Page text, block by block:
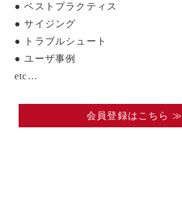
● ベストプラクティス
● サイジング
● トラブルシュート
● ユーザ事例
etc…
会員登録はこちら ≫